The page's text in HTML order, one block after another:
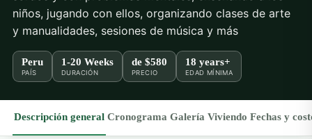
niños, jugando con ellos, organizando clases de arte
y manualidades, sesiones de música y más
Peru
PAÍS
1-20 Weeks
DURACIÓN
de $580
PRECIO
18 years+
EDAD MÍNIMA
Descripción general Cronograma Galería Viviendo Fechas y